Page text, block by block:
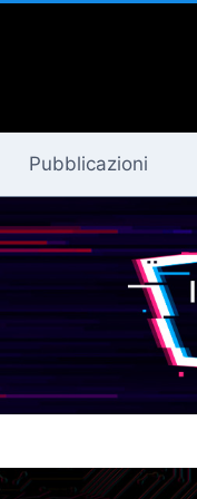
Pubblicazioni